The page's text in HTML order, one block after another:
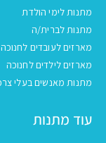
מתנות לימי הולדת
מתנות לברית/ה
מארזים לעובדים לחנוכה
מארזים לילדים לחנוכה
מתנות מאנשים בעלי
עוד מתנות